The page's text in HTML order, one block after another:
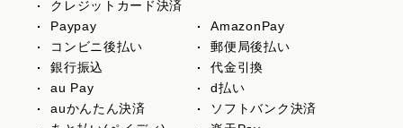
クレジットカード決済
Paypay
AmazonPay
コンビニ後払い
郵便局後払い
銀行振込
代金引換
au Pay
d払い
auかんたん決済
ソフトバンク決済